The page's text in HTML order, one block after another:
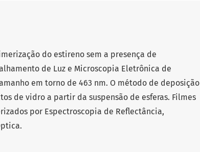
do estireno sem a presença de
de Luz e Microscopia Eletrônica de
em torno de 463 nm. O método de deposição
de vidro a partir da suspensão de esferas. Filmes
por Espectroscopia de Reflectância,